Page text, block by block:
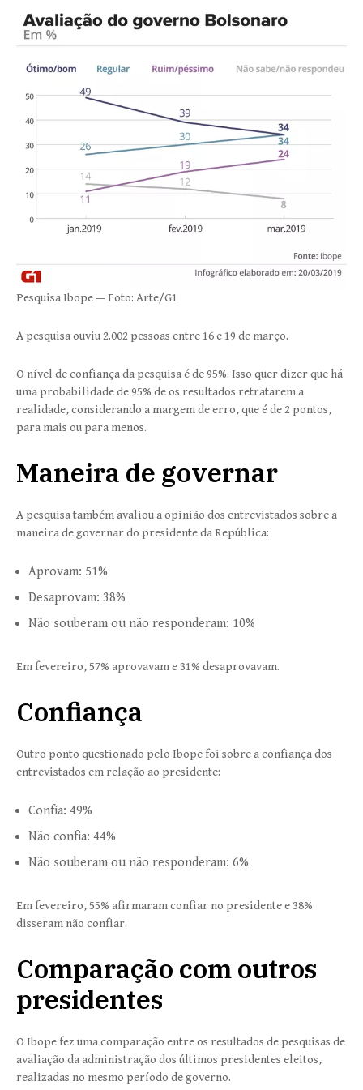
Pesquisa Ibope — Foto: Arte/G1
A pesquisa ouviu 2.002 pessoas entre 16 e 19 de março.
O nível de confiança da pesquisa é de 95%. Isso quer dizer que há
uma probabilidade de 95% de os resultados retratarem a
realidade, considerando a margem de erro, que é de 2 pontos,
para mais ou para menos.
Maneira de governar
A pesquisa também avaliou a opinião dos entrevistados sobre a
maneira de governar do presidente da República:
Aprovam: 51%
Desaprovam: 38%
Não souberam ou não responderam: 10%
Em fevereiro, 57% aprovavam e 31% desaprovavam.
Confiança
Outro ponto questionado pelo Ibope foi sobre a confiança dos
entrevistados em relação ao presidente:
Confia: 49%
Não confia: 44%
Não souberam ou não responderam: 6%
Em fevereiro, 55% afirmaram confiar no presidente e 38%
disseram não confiar.
Comparação com outros
presidentes
O Ibope fez uma comparação entre os resultados de pesquisas de
avaliação da administração dos últimos presidentes eleitos,
realizadas no mesmo período de governo.